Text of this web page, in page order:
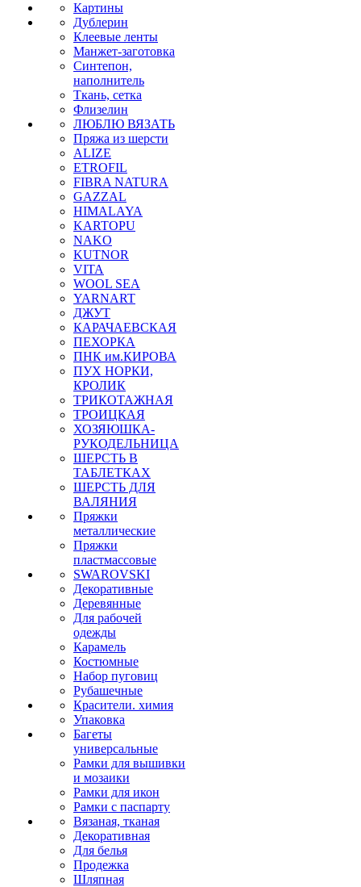
Картины
Дублерин
Клеевые ленты
Манжет-заготовка
Синтепон,
наполнитель
Ткань, сетка
Флизелин
ЛЮБЛЮ ВЯЗАТЬ
Пряжа из шерсти
ALIZE
ETROFIL
FIBRA NATURA
GAZZAL
HIMALAYA
KARTOPU
NAKO
KUTNOR
VITA
WOOL SEA
YARNART
ДЖУТ
КАРАЧАЕВСКАЯ
ПЕХОРКА
ПНК им.КИРОВА
ПУХ НОРКИ,
КРОЛИК
ТРИКОТАЖНАЯ
ТРОИЦКАЯ
ХОЗЯЮШКА-
РУКОДЕЛЬНИЦА
ШЕРСТЬ В
ТАБЛЕТКАХ
ШЕРСТЬ ДЛЯ
ВАЛЯНИЯ
Пряжки
металлические
Пряжки
пластмассовые
SWAROVSKI
Декоративные
Деревянные
Для рабочей
одежды
Карамель
Костюмные
Набор пуговиц
Рубашечные
Красители. химия
Упаковка
Багеты
универсальные
Рамки для вышивки
и мозаики
Рамки для икон
Рамки с паспарту
Вязаная, тканая
Декоративная
Для белья
Продежка
Шляпная